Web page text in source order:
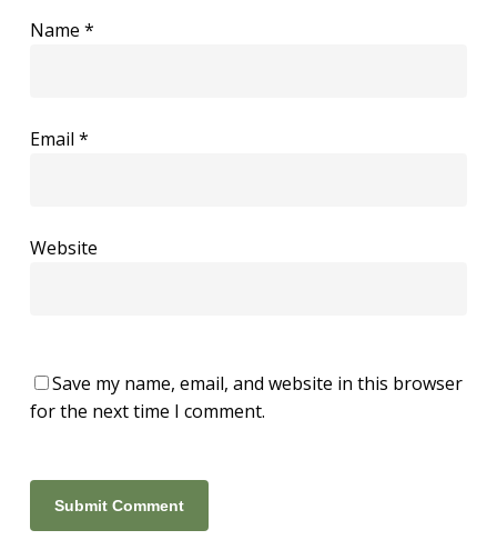
Name *
Email *
Website
Save my name, email, and website in this browser
for the next time I comment.